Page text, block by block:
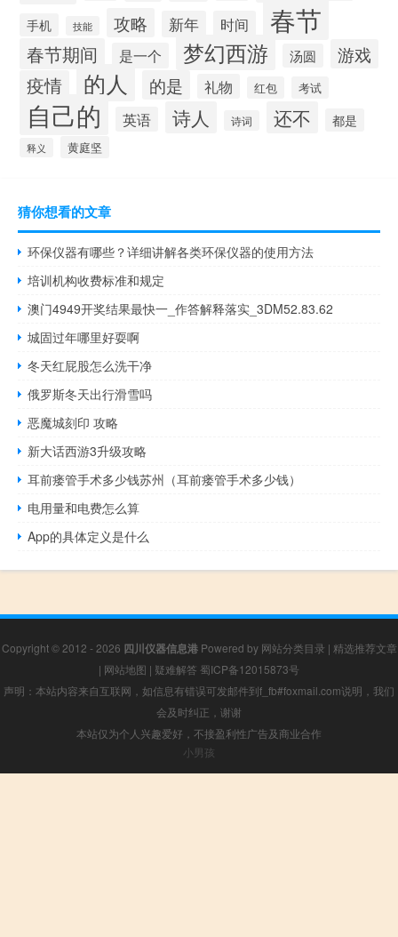
手机 技能 攻略 新年 时间 春节
春节期间 是一个 梦幻西游 汤圆 游戏
疫情 的人 的是 礼物 红包 考试
自己的 英语 诗人 诗词 还不 都是
释义 黄庭坚
猜你想看的文章
环保仪器有哪些？详细讲解各类环保仪器的使用方法
培训机构收费标准和规定
澳门4949开奖结果最快一_作答解释落实_3DM52.83.62
城固过年哪里好耍啊
冬天红屁股怎么洗干净
俄罗斯冬天出行滑雪吗
恶魔城刻印 攻略
新大话西游3升级攻略
耳前瘘管手术多少钱苏州（耳前瘘管手术多少钱）
电用量和电费怎么算
App的具体定义是什么
Copyright © 2012 - 2026 四川仪器信息港Powered by 网站分类目录 | 精选推荐文章
| 网站地图 | 疑难解答 蜀ICP备12015873号
声明：本站内容来自互联网，如信息有错误可发邮件到f_fb#foxmail.com说明，我们
会及时纠正，谢谢
本站仅为个人兴趣爱好，不接盈利性广告及商业合作
小男孩